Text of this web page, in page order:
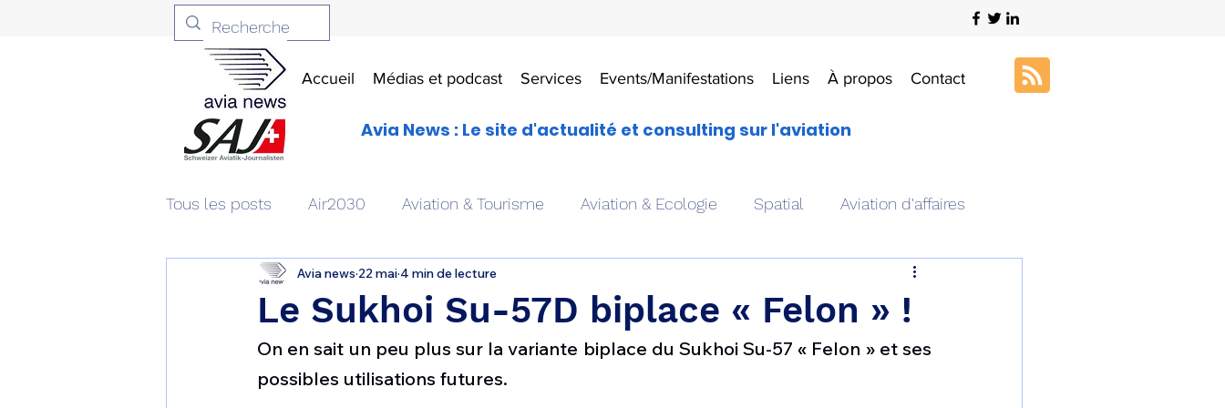
Accueil Médias et podcast Services Events/Manifestations Liens À propos Contact
Avia News : Le site d'actualité et consulting sur l'aviation
Tous les posts Air2030 Aviation & Tourisme Aviation & Ecologie Spatial Aviation d'affaires
Aviation & Défense Livres Drones aériens Art & Aviation
Patrimoine aéronautique Avionique & pilotage Avion expérimental Formation aéronautique
Le Sukhoi Su-57D biplace « Felon » !
Avia news 22 mai 4 min de lecture
On en sait un peu plus sur la variante biplace du Sukhoi Su-57 « Felon » et ses
possibles utilisations futures.